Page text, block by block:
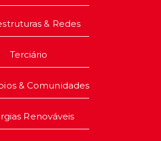
& Redes
Terciário
& Comunidades
Renováveis